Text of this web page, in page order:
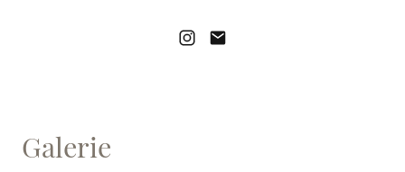
Galerie